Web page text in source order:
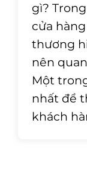
gì?
cửa
thương
nên
Một
nhất để
khách